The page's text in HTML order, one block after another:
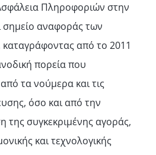
Πληροφοριών στην
σημείο αναφοράς των
από το 2011
πορεία που
τα νούμερα και τις
όσο και από την
της συγκεκριμένης αγοράς,
και τεχνολογικής